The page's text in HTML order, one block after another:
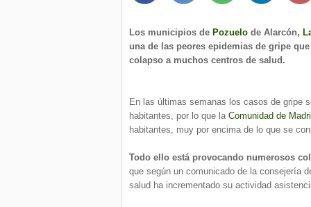
Los municipios de Pozuelo de Alarcón,
una de las peores epidemias de gripe
colapso a muchos centros de salud.
En las últimas semanas los casos de gripe
habitantes, por lo que la Comunidad de
habitantes, muy por encima de lo que se
Todo ello está provocando numerosos
que según un comunicado de la consejería
salud ha incrementado su actividad